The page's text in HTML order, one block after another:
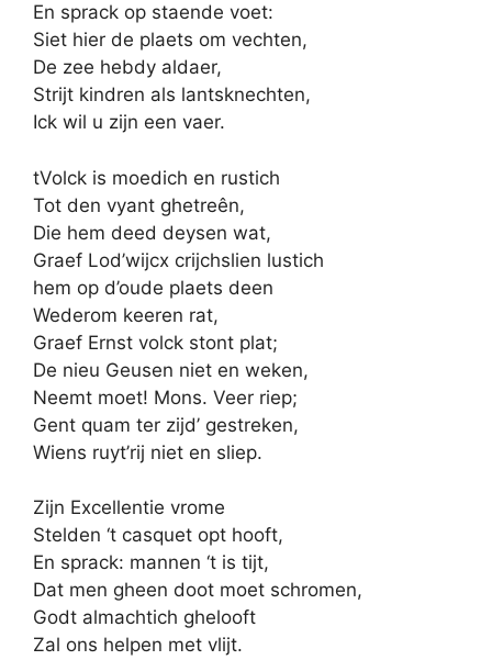
En sprack op staende voet:
Siet hier de plaets om vechten,
De zee hebdy aldaer,
Strijt kindren als lantsknechten,
Ick wil u zijn een vaer.
tVolck is moedich en rustich
Tot den vyant ghetreên,
Die hem deed deysen wat,
Graef Lod’wijcx crijchslien lustich
hem op d’oude plaets deen
Wederom keeren rat,
Graef Ernst volck stont plat;
De nieu Geusen niet en weken,
Neemt moet! Mons. Veer riep;
Gent quam ter zijd’ gestreken,
Wiens ruyt’rij niet en sliep.
Zijn Excellentie vrome
Stelden ‘t casquet opt hooft,
En sprack: mannen ‘t is tijt,
Dat men gheen doot moet schromen,
Godt almachtich ghelooft
Zal ons helpen met vlijt.